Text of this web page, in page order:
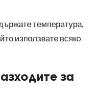
температура,
използвате всяко
за